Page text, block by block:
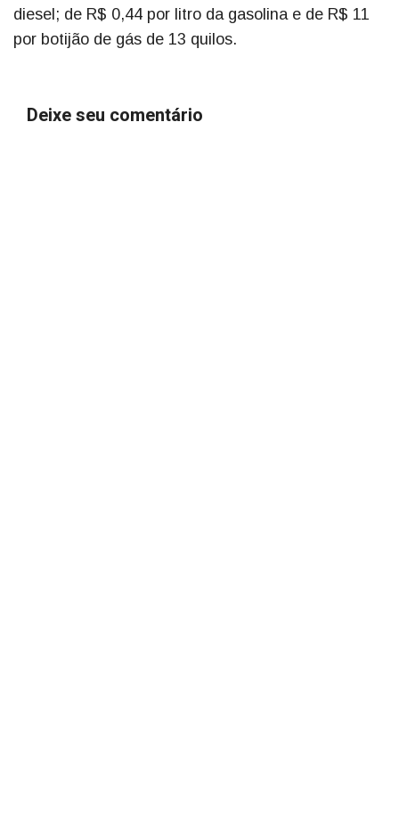
diesel; de R$ 0,44 por litro da gasolina e de R$ 11
por botijão de gás de 13 quilos.
Deixe seu comentário